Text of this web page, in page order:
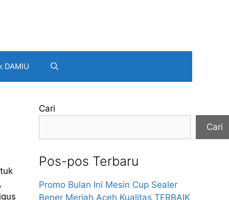
DAMIU
Cari
Cari
Pos-pos Terbaru
Promo Bulan Ini Mesin Cup Sealer
Bener Meriah Aceh Kualitas TERBAIK